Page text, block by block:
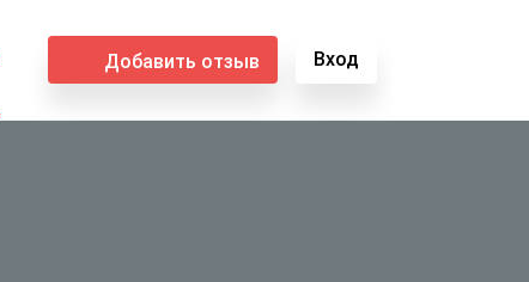
Добавить отзыв Вход